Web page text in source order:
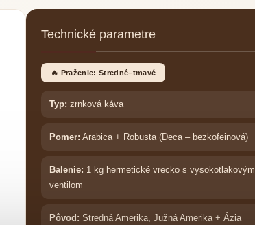
Technické parametre
🔥 Praženie: Stredné–tmavé
Typ: zrnková káva
Pomer: Arabica + Robusta (Deca – bezkofeinová)
Balenie: 1 kg hermetické vrecko s vysokotlakovým
ventilom
Pôvod: Stredná Amerika, Južná Amerika + Ázia